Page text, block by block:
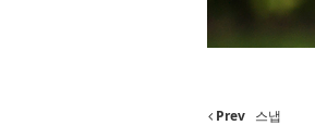
Prev 스냅